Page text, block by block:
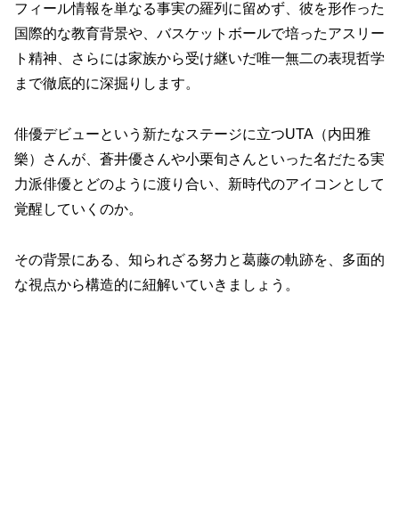
フィール情報を単なる事実の羅列に留めず、彼を形作った
国際的な教育背景や、バスケットボールで培ったアスリー
ト精神、さらには家族から受け継いだ唯一無二の表現哲学
まで徹底的に深掘りします。
俳優デビューという新たなステージに立つUTA（内田雅
樂）さんが、蒼井優さんや小栗旬さんといった名だたる実
力派俳優とどのように渡り合い、新時代のアイコンとして
覚醒していくのか。
その背景にある、知られざる努力と葛藤の軌跡を、多面的
な視点から構造的に紐解いていきましょう。